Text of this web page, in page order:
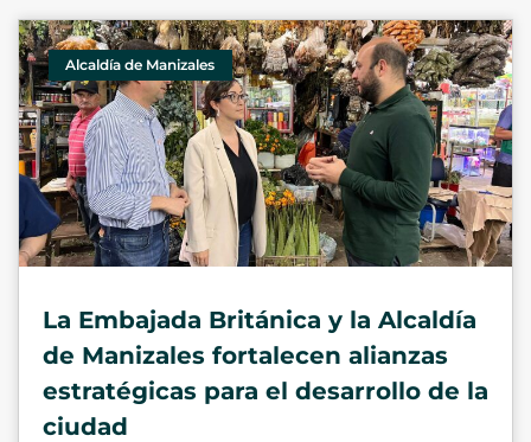
Alcaldía de Manizales
La Embajada Británica y la Alcaldía
de Manizales fortalecen alianzas
estratégicas para el desarrollo de la
ciudad